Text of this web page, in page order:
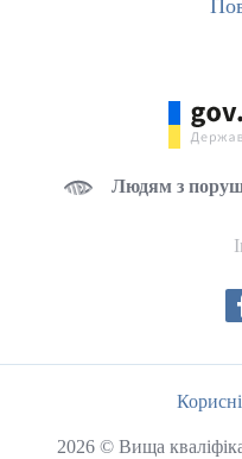
Людям з
2026 © Вища